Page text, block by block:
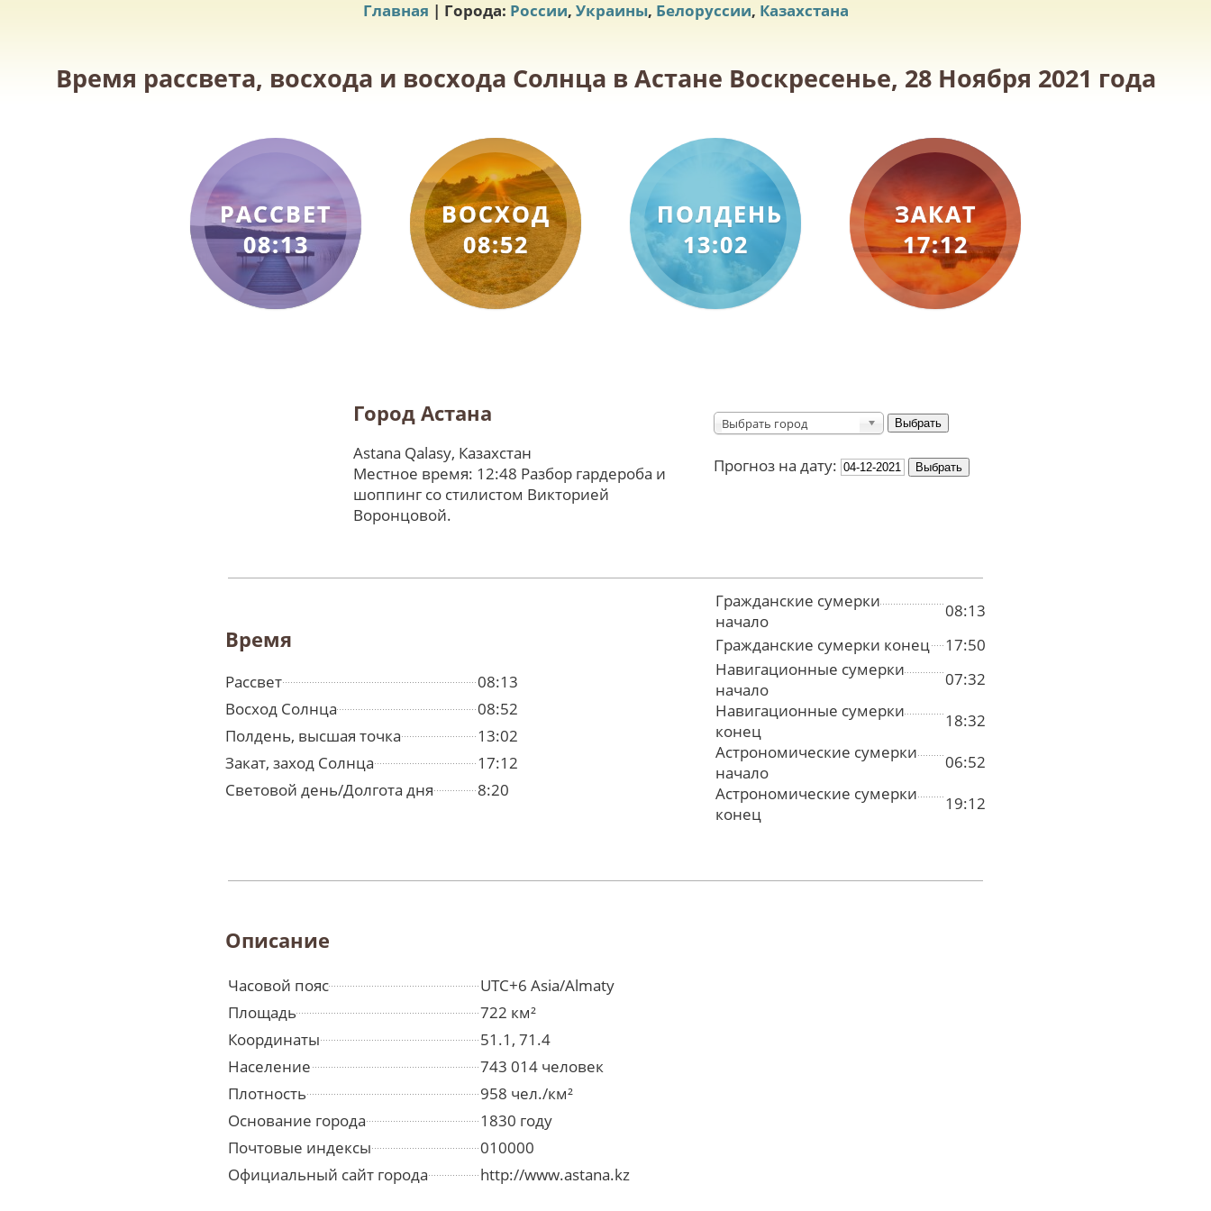
Главная | Города: России, Украины, Белоруссии, Казахстана
Время рассвета, восхода и восхода Солнца в Астане Воскресенье, 28 Ноября 2021 года
РАССВЕТ
08:13
ВОСХОД
08:52
ПОЛДЕНЬ
13:02
ЗАКАТ
17:12
Город Астана
Astana Qalasy, Казахстан
Местное время: 12:48 Разбор гардероба и
шоппинг со стилистом Викторией
Воронцовой.
Выбрать город
Прогноз на дату:
Время
Рассвет
08:13
Восход Солнца
08:52
Полдень, высшая точка
13:02
Закат, заход Солнца
17:12
Световой день/Долгота дня
8:20
Гражданские сумерки
начало
08:13
Гражданские сумерки конец
17:50
Навигационные сумерки
начало
07:32
Навигационные сумерки
конец
18:32
Астрономические сумерки
начало
06:52
Астрономические сумерки
конец
19:12
Описание
Часовой пояс
UTC+6 Asia/Almaty
Площадь
722 км²
Координаты
51.1, 71.4
Население
743 014 человек
Плотность
958 чел./км²
Основание города
1830 году
Почтовые индексы
010000
Официальный сайт города
http://www.astana.kz